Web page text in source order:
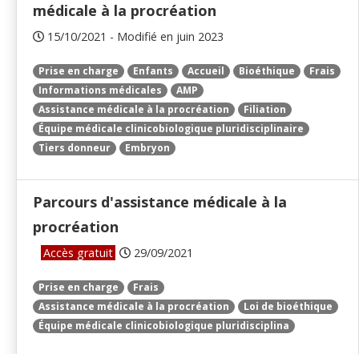
médicale à la procréation
15/10/2021 - Modifié en juin 2023
Prise en charge Enfants Accueil Bioéthique
Frais
Informations médicales
AMP
Assistance médicale à la procréation
Filiation
Équipe médicale clinicobiologique pluridisciplinaire
Tiers donneur
Embryon
Parcours d'assistance médicale à la
procréation
Accès gratuit 29/09/2021
Prise en charge
Frais
Assistance médicale à la procréation
Loi de bioéthique
Équipe médicale clinicobiologique pluridisciplina